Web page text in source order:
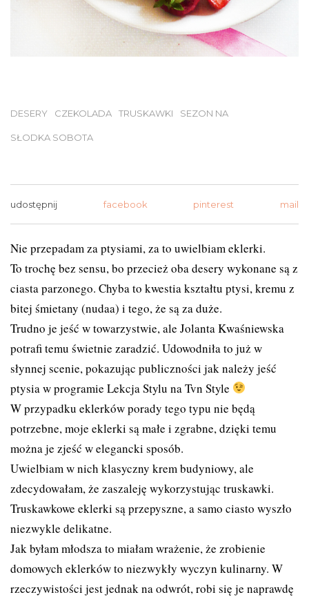
DESERY CZEKOLADA TRUSKAWKI SEZON NA
SŁODKA SOBOTA
udostępnij facebook pinterest mail
Nie przepadam za ptysiami, za to uwielbiam eklerki.
To trochę bez sensu, bo przecież oba desery wykonane są z
ciasta parzonego. Chyba to kwestia kształtu ptysi, kremu z
bitej śmietany (nudaa) i tego, że są za duże.
Trudno je jeść w towarzystwie, ale Jolanta Kwaśniewska
potrafi temu świetnie zaradzić. Udowodniła to już w
słynnej scenie, pokazując publiczności jak należy jeść
ptysia w programie Lekcja Stylu na Tvn Style
W przypadku eklerków porady tego typu nie będą
potrzebne, moje eklerki są małe i zgrabne, dzięki temu
można je zjeść w elegancki sposób.
Uwielbiam w nich klasyczny krem budyniowy, ale
zdecydowałam, że zaszaleję wykorzystując truskawki.
Truskawkowe eklerki są przepyszne, a samo ciasto wyszło
niezwykle delikatne.
Jak byłam młodsza to miałam wrażenie, że zrobienie
domowych eklerków to niezwykły wyczyn kulinarny. W
rzeczywistości jest jednak na odwrót, robi się je naprawdę